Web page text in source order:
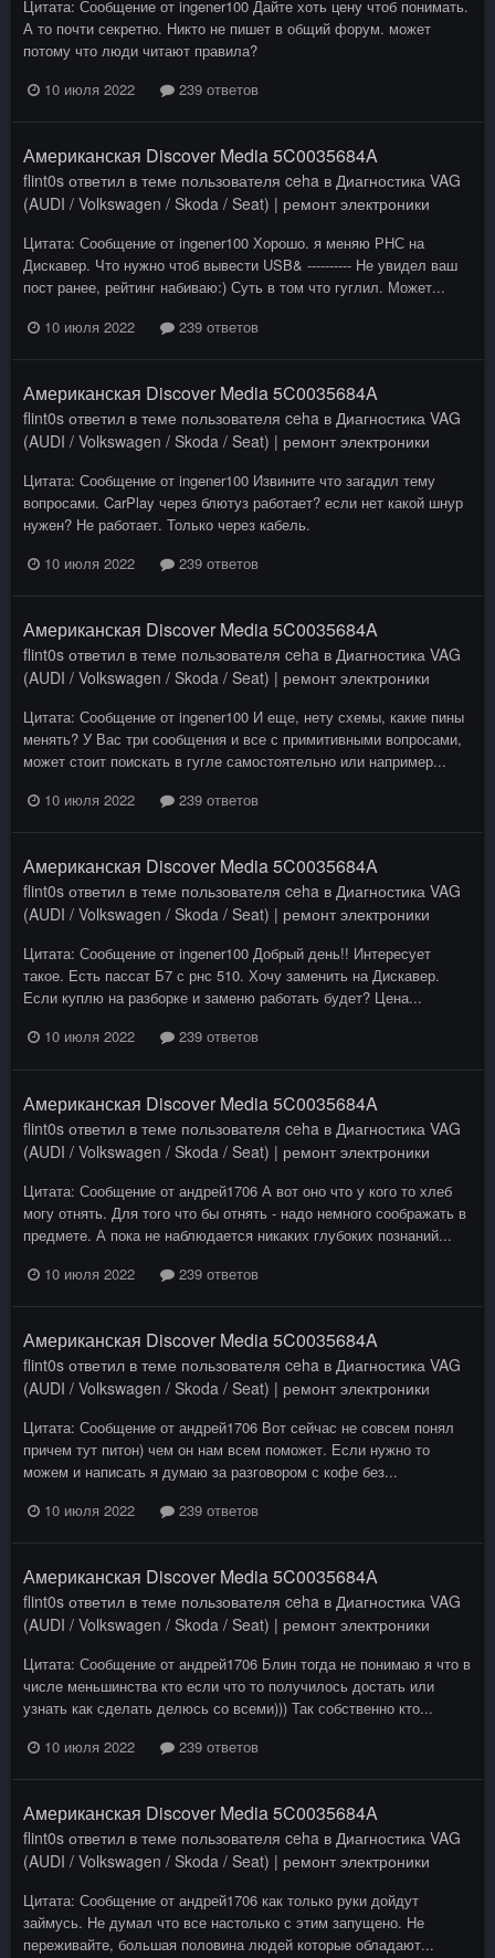
Цитата: Сообщение от ingener100 Дайте хоть цену чтоб понимать.
А то почти секретно. Никто не пишет в общий форум. может
потому что люди читают правила?
10 июля 2022
239 ответов
Американская Discover Media 5C0035684A
flint0s ответил в теме пользователя ceha в Диагностика VAG
(AUDI / Volkswagen / Skoda / Seat) | ремонт электроники
Цитата: Сообщение от ingener100 Хорошо. я меняю РНС на
Дискавер. Что нужно чтоб вывести USB& ---------- Не увидел ваш
пост ранее, рейтинг набиваю:) Суть в том что гуглил. Может...
10 июля 2022
239 ответов
Американская Discover Media 5C0035684A
flint0s ответил в теме пользователя ceha в Диагностика VAG
(AUDI / Volkswagen / Skoda / Seat) | ремонт электроники
Цитата: Сообщение от ingener100 Извините что загадил тему
вопросами. CarPlay через блютуз работает? если нет какой шнур
нужен? Не работает. Только через кабель.
10 июля 2022
239 ответов
Американская Discover Media 5C0035684A
flint0s ответил в теме пользователя ceha в Диагностика VAG
(AUDI / Volkswagen / Skoda / Seat) | ремонт электроники
Цитата: Сообщение от ingener100 И еще, нету схемы, какие пины
менять? У Вас три сообщения и все с примитивными вопросами,
может стоит поискать в гугле самостоятельно или например...
10 июля 2022
239 ответов
Американская Discover Media 5C0035684A
flint0s ответил в теме пользователя ceha в Диагностика VAG
(AUDI / Volkswagen / Skoda / Seat) | ремонт электроники
Цитата: Сообщение от ingener100 Добрый день!! Интересует
такое. Есть пассат Б7 с рнс 510. Хочу заменить на Дискавер.
Если куплю на разборке и заменю работать будет? Цена...
10 июля 2022
239 ответов
Американская Discover Media 5C0035684A
flint0s ответил в теме пользователя ceha в Диагностика VAG
(AUDI / Volkswagen / Skoda / Seat) | ремонт электроники
Цитата: Сообщение от андрей1706 А вот оно что у кого то хлеб
могу отнять. Для того что бы отнять - надо немного соображать в
предмете. А пока не наблюдается никаких глубоких познаний...
10 июля 2022
239 ответов
Американская Discover Media 5C0035684A
flint0s ответил в теме пользователя ceha в Диагностика VAG
(AUDI / Volkswagen / Skoda / Seat) | ремонт электроники
Цитата: Сообщение от андрей1706 Вот сейчас не совсем понял
причем тут питон) чем он нам всем поможет. Если нужно то
можем и написать я думаю за разговором с кофе без...
10 июля 2022
239 ответов
Американская Discover Media 5C0035684A
flint0s ответил в теме пользователя ceha в Диагностика VAG
(AUDI / Volkswagen / Skoda / Seat) | ремонт электроники
Цитата: Сообщение от андрей1706 Блин тогда не понимаю я что в
числе меньшинства кто если что то получилось достать или
узнать как сделать делюсь со всеми))) Так собственно кто...
10 июля 2022
239 ответов
Американская Discover Media 5C0035684A
flint0s ответил в теме пользователя ceha в Диагностика VAG
(AUDI / Volkswagen / Skoda / Seat) | ремонт электроники
Цитата: Сообщение от андрей1706 как только руки дойдут
займусь. Не думал что все настолько с этим запущено. Не
переживайте, большая половина людей которые обладают...